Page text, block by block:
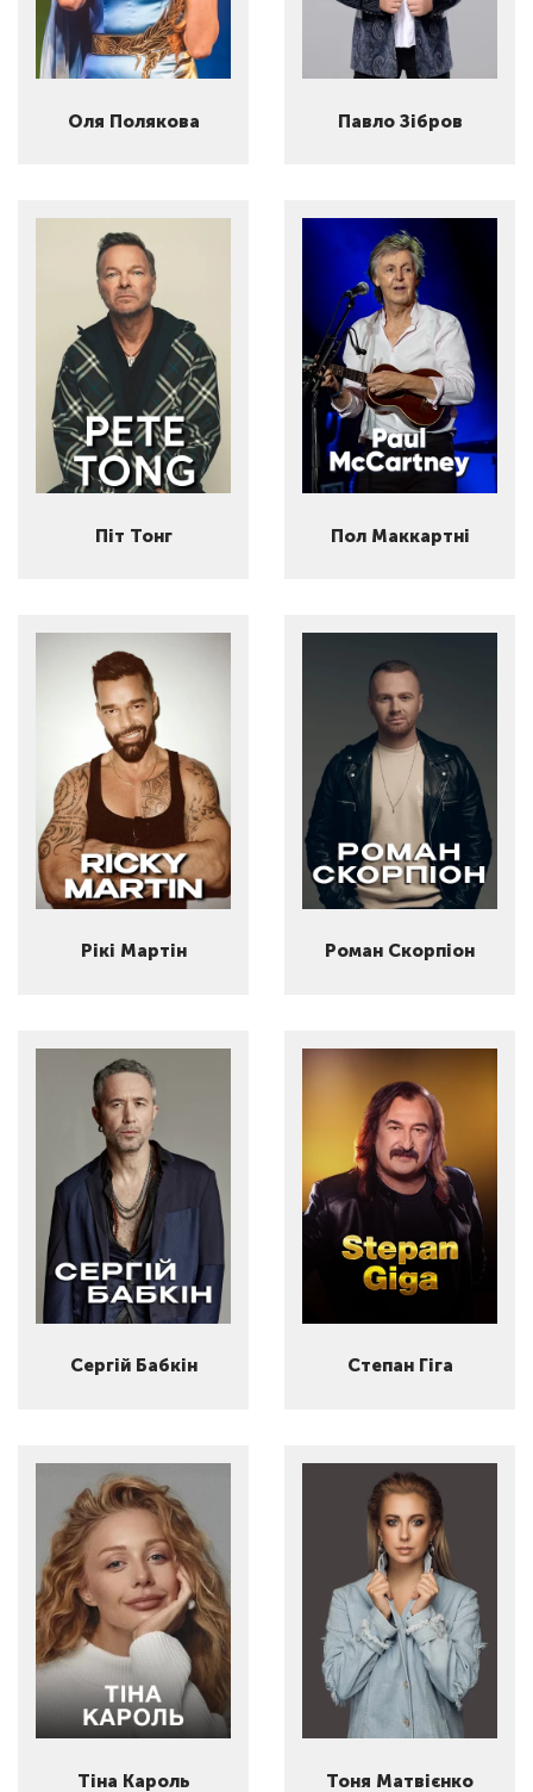
Оля Полякова Павло Зібров
Піт Тонг Пол Маккартні
Рікі Мартін Роман Скорпіон
Сергій Бабкін Степан Гіга
Тіна Кароль Тоня Матвієнко